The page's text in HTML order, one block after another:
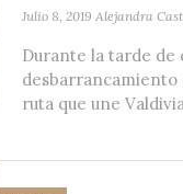
Julio 8, 2019 Alejandra
Durante la tarde de
ruta que une